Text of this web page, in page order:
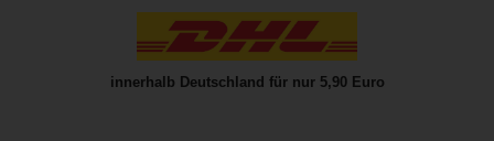
innerhalb Deutschland für nur 5,90 Euro